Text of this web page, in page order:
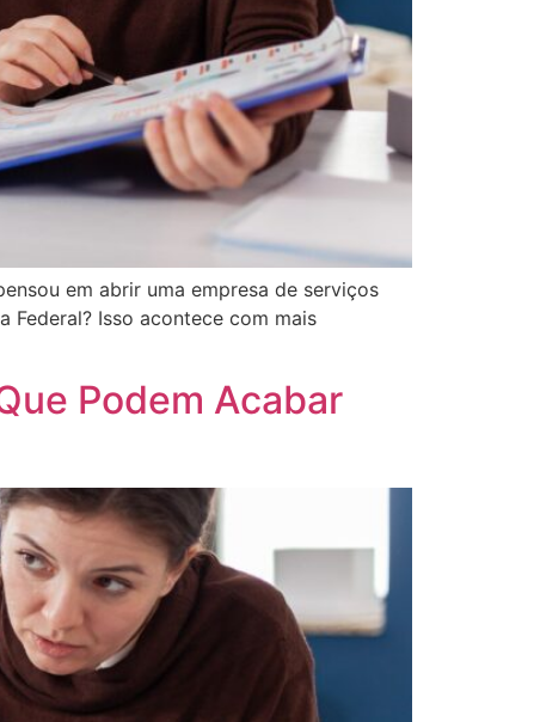
em abrir uma empresa de serviços
Federal? Isso acontece com mais
Podem Acabar